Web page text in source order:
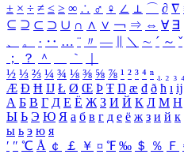
± × ÷ ≠ ≤ ≥ ∞ ∴ ♂ ♀ ∠ ⊥ ⌒ ∂ ∇
⊆ ⊇ ⊂ ⊃ ∪ ∩ ∧ ∨ ￢ ⇒ ⇔ ∀ ∃
、
。 · ‥ … ¨ 〃 ― ＼ ∼ ´ ～ ˇ
；
？ ＾ ｀
½ ⅓ ⅔ ¼ ¾ ⅛ ⅜ ⅝ ⅞ ¹ ² ³ ⁴ ⁿ ₁ ₂ ₃ ₄
Æ Ð Ħ Ĳ Ł Ø Œ Þ Ŧ Ŋ æ đ ð ħ ı ĳ
А Б В Г Д Е Ё Ж З И Й К Л М Н
Ы Ь Э Ю Я а б в г д е ё ж з и й к
ы ь э ю я
′ ″ ℃ Å ￠ ￡ ￥ ¤ ℉ ‰ ＄ ％ Ｆ